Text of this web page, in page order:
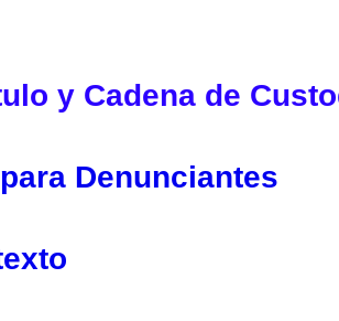
y Cadena de
Denunciantes